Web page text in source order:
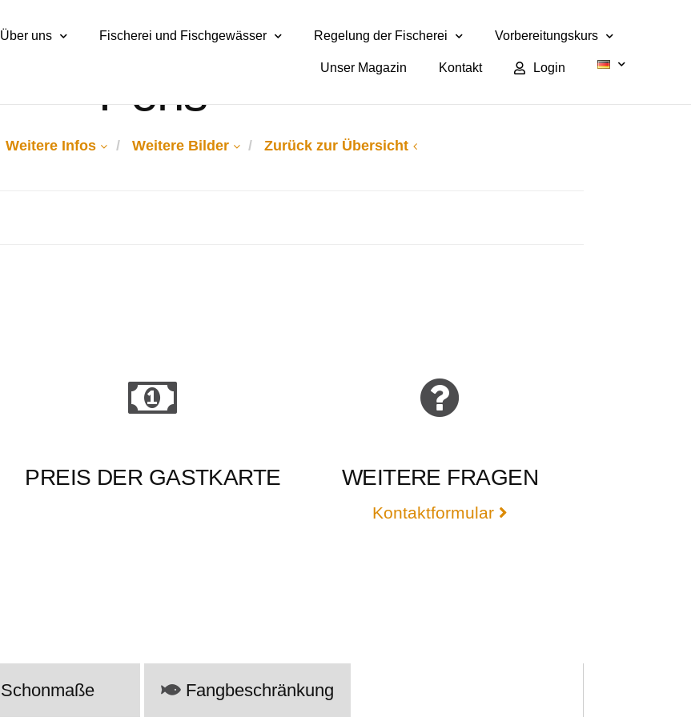
Über uns Fischerei und Fischgewässer Regelung der Fischerei Vorbereitungskurs
Unser Magazin Kontakt Login
Pens
Weitere Infos Weitere Bilder Zurück zur Übersicht
PREIS DER GASTKARTE WEITERE FRAGEN
Kontaktformular
Schonmaße
Fangbeschränkung